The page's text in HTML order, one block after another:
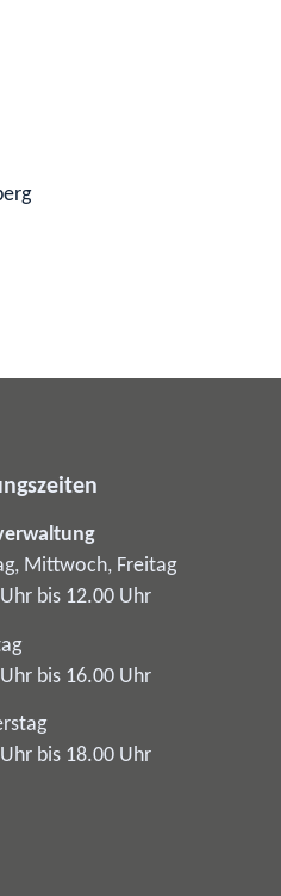
Mittwoch, Freitag
bis 12.00 Uhr
bis 16.00 Uhr
bis 18.00 Uhr